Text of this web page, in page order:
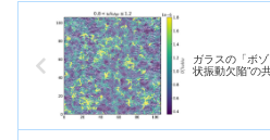
ガラスの「ボ
状振動欠陥”の